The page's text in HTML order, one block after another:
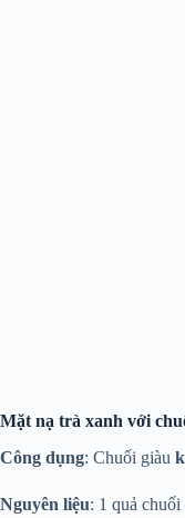
Mặt nạ trà xanh với
Công dụng: Chuối giàu
Nguyên liệu: 1 quả